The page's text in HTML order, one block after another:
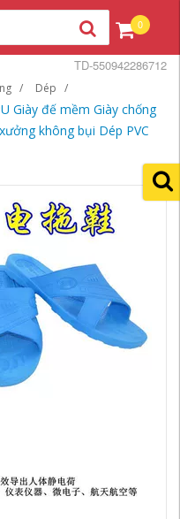
0
Dép
Giày đế mềm Giày chống
không bụi Dép PVC
TD-550942286712